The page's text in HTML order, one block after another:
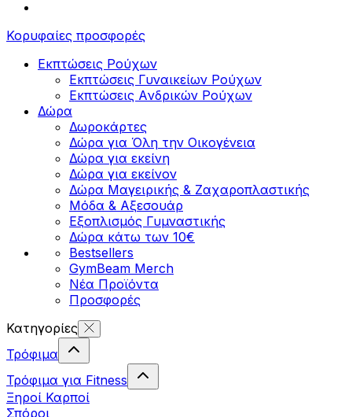
Κορυφαίες προσφορές
Εκπτώσεις Ρούχων
Εκπτώσεις Γυναικείων Ρούχων
Εκπτώσεις Aνδρικών Ρούχων
Δώρα
Δωροκάρτες
Δώρα για Όλη την Οικογένεια
Δώρα για εκείνη
Δώρα για εκείνον
Δώρα Μαγειρικής & Ζαχαροπλαστικής
Μόδα & Αξεσουάρ
Εξοπλισμός Γυμναστικής
Δώρα κάτω των 10€
Bestsellers
GymBeam Merch
Νέα Προϊόντα
Προσφορές
Κατηγορίες
Τρόφιμα
Τρόφιμα για Fitness
Ξηροί Καρποί
Σπόροι